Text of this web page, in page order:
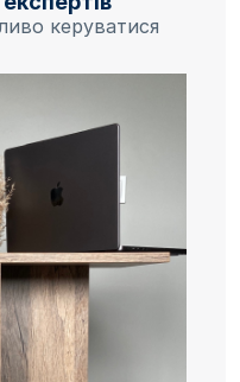
керуватися